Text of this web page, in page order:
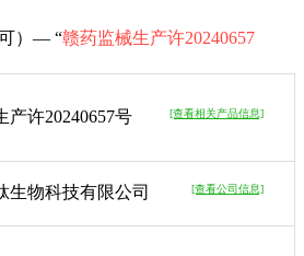
）— “赣药监械生产许20240657
产许20240657号 [查看相关产品信息]
生物科技有限公司 [查看公司信息]